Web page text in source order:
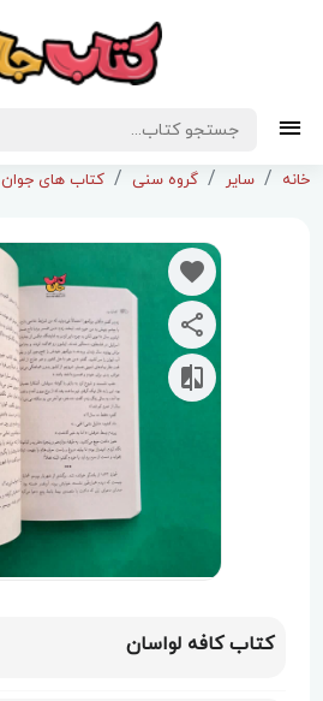
خانه سایر گروه سنی کتاب های جوان
کتاب کافه لواسان